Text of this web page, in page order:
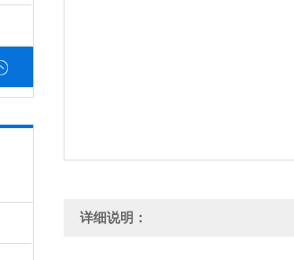
详细说明：